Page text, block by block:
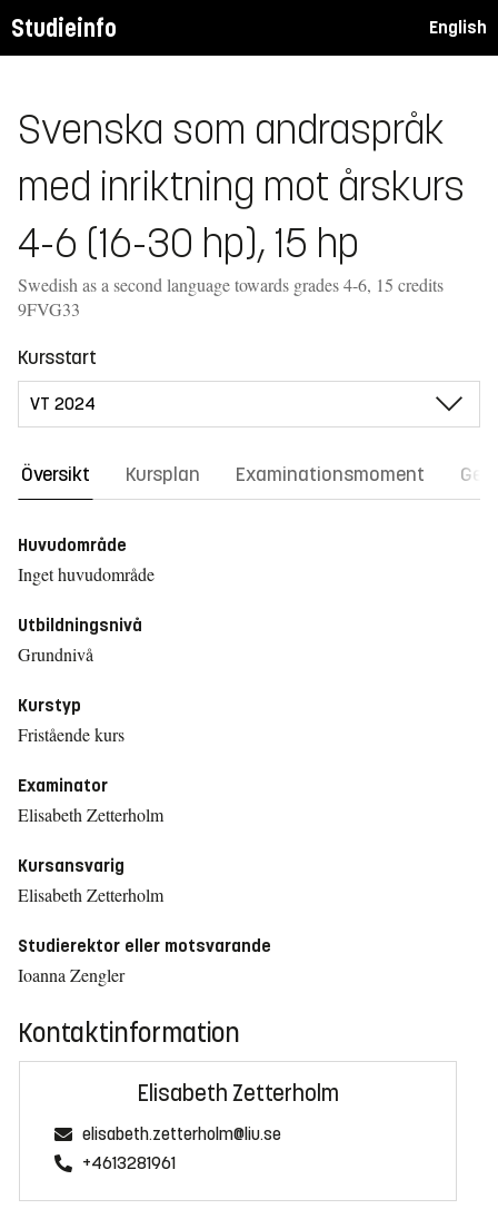
Studieinfo English
Svenska som andraspråk
med inriktning mot årskurs
4-6 (16-30 hp), 15 hp
Swedish as a second language towards grades 4-6, 15 credits
9FVG33
Kursstart
Översikt Kursplan Examinationsmoment
Huvudområde
Inget huvudområde
Utbildningsnivå
Grundnivå
Kurstyp
Fristående kurs
Examinator
Elisabeth Zetterholm
Kursansvarig
Elisabeth Zetterholm
Studierektor eller motsvarande
Ioanna Zengler
Kontaktinformation
Elisabeth Zetterholm
elisabeth.zetterholm@liu.se
+4613281961